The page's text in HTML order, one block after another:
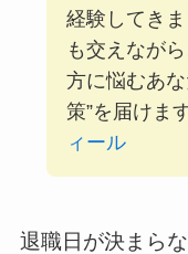
経験してき
も交えなが
方に悩むあ
策”を届けま
ィール
退職日が決まら